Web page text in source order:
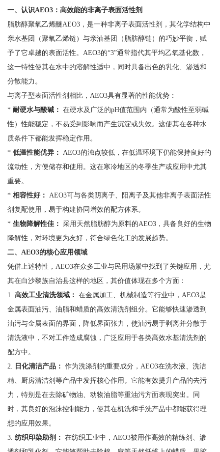
一、认识AEO3：高效能的非离子表面活性剂
脂肪醇聚氧乙烯醚AEO3，是一种非离子表面活性剂，其化学结构中
亲水基团（聚氧乙烯链）与亲油基团（脂肪醇链）的巧妙平衡，赋
予了它卓越的表面活性。AEO3的“3”通常指代其平均乙氧基化数，
这一特性使其在水中的溶解性适中，同时具备出色的乳化、渗透和
分散能力。
与离子型表面活性剂相比，AEO3具有显著的性能优势：
* 耐硬水与酸碱： 在硬水及广泛的pH值范围内（通常为酸性至弱碱
性）性能稳定，不易受到影响而产生沉淀或失效。这使其在各种水
质条件下都能发挥稳定作用。
* 低温性能优异：
AEO3的浊点较低，在低温环境下仍能保持良好的
流动性，方便储存和使用。这在寒冷地区的冬季生产或应用中尤其
重要。
* 相容性好：
AEO3可与各类阴离子、阳离子及其他非离子表面活性
剂复配使用，易于构建协同增效的配方体系。
* 生物降解性佳： 采用天然脂肪醇为原料的AEO3，具备良好的生物
降解性，对环境更为友好，符合绿色化工的发展趋势。
二、AEO3的核心应用领域
凭借上述特性，AEO3在众多工业与民用场景中找到了关键应用，尤
其在白沙黎族自治县这样的地区，其价值体现在多个方面：
1. 高效工业清洗领域： 在金属加工、机械制造等行业中，AEO3是
金属表面油污、油脂和蜡质的高效清洗剂组分。它能够快速渗透到
油污与金属表面的界面，降低界面张力，使油污易于剥离并分散于
清洗液中，不对工件造成腐蚀，广泛应用于各类高效水基清洗剂的
配方中。
2.
日化清洁产品： 作为洗涤剂的重要成分，AEO3在洗衣液、洗洁
精、厨房清洁剂等产品中发挥核心作用。它能有效提升产品的去污
力，特别是在去除矿物油、动物油脂等重油污方面表现突出。同
时，其良好的泡沫控制能力，使其在机洗和手洗产品中都能获得理
想的应用效果。
3. 纺织印染助剂： 在纺织工业中，AEO3被用作高效的精练剂、渗